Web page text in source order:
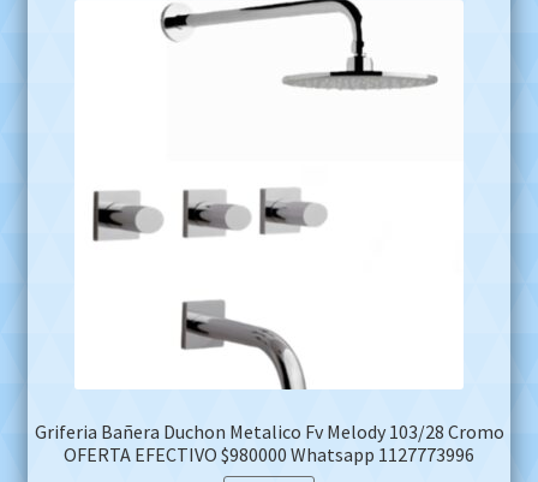
Griferia Bañera Duchon Metalico Fv Melody 103/28 Cromo
OFERTA EFECTIVO $980000 Whatsapp 1127773996